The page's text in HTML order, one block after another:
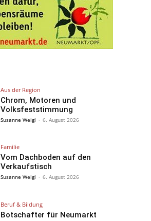
Aus der Region
Chrom, Motoren und
Volksfeststimmung
Susanne Weigl - 6. August 2026
Familie
Vom Dachboden auf den
Verkaufstisch
Susanne Weigl - 6. August 2026
Beruf & Bildung
Botschafter für Neumarkt